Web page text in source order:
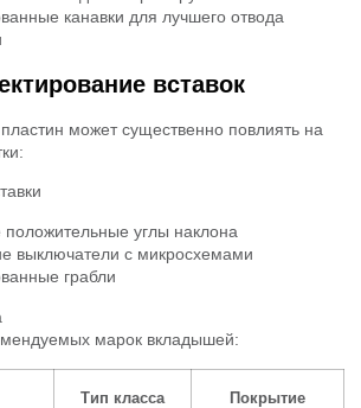
канавки для лучшего отвода
вставок
может существенно повлиять на
углы наклона
выключатели с микросхемами
грабли
марок вкладышей:
Тип класса Покрытие